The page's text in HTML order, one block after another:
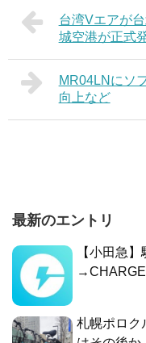
台湾Vエアが
城空港が正式
MR04LNにソ
向上など
最新のエントリ
【小田急
札幌ポロク